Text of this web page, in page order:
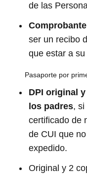
de las
ser un recibo
que estar a
Pasaporte por
DPI original
los padres, si
certificado de
de CUI que
expedido.
Original y 2